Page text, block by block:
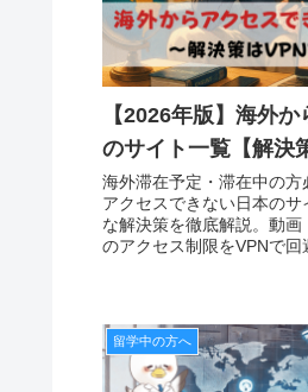
【2026年版】海外
のサイト一覧【解決
海外滞在予定・滞在中の
アクセスできない日本の
な解決策を徹底解説。動
のアクセス制限をVPNで回
動をサポートします。お
留学中の方へ